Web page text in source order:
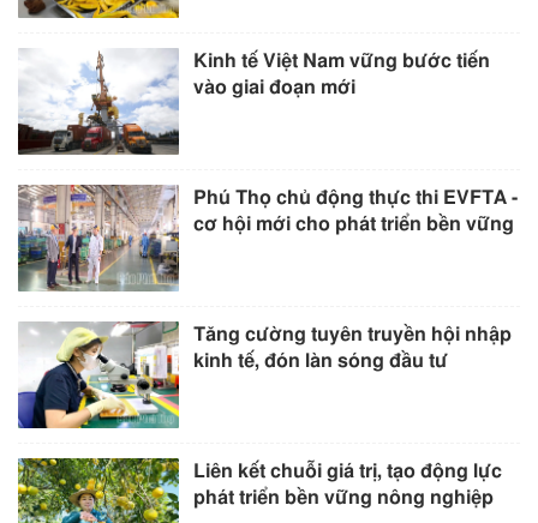
Kinh tế Việt Nam vững bước tiến
vào giai đoạn mới
Phú Thọ chủ động thực thi EVFTA -
cơ hội mới cho phát triển bền vững
Tăng cường tuyên truyền hội nhập
kinh tế, đón làn sóng đầu tư
Liên kết chuỗi giá trị, tạo động lực
phát triển bền vững nông nghiệp